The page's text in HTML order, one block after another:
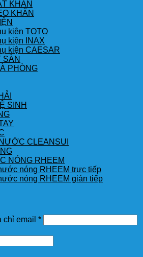
KHĂN
KHĂN
kiện TOTO
kiện INAX
kiện CAESAR
SÀN
PHÒNG
SINH
CLEANSUI
NÓNG RHEEM
nóng RHEEM trực tiếp
nóng RHEEM gián tiếp
chỉ email *